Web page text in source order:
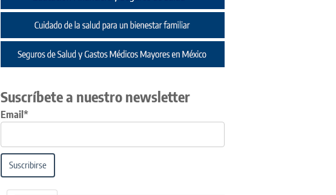
Suscríbete a nuestro newsletter
Email*
Suscribirse